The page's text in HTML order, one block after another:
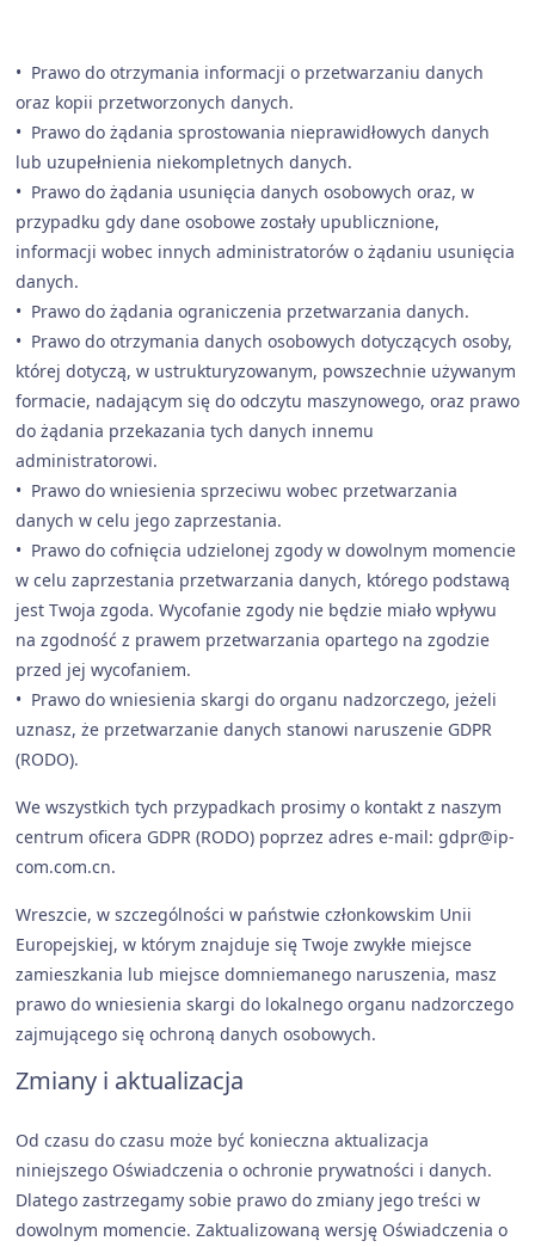
• Prawo do otrzymania informacji o przetwarzaniu danych
oraz kopii przetworzonych danych.
• Prawo do żądania sprostowania nieprawidłowych danych
lub uzupełnienia niekompletnych danych.
• Prawo do żądania usunięcia danych osobowych oraz, w
przypadku gdy dane osobowe zostały upublicznione,
informacji wobec innych administratorów o żądaniu usunięcia
danych.
• Prawo do żądania ograniczenia przetwarzania danych.
• Prawo do otrzymania danych osobowych dotyczących osoby,
której dotyczą, w ustrukturyzowanym, powszechnie używanym
formacie, nadającym się do odczytu maszynowego, oraz prawo
do żądania przekazania tych danych innemu
administratorowi.
• Prawo do wniesienia sprzeciwu wobec przetwarzania
danych w celu jego zaprzestania.
• Prawo do cofnięcia udzielonej zgody w dowolnym momencie
w celu zaprzestania przetwarzania danych, którego podstawą
jest Twoja zgoda. Wycofanie zgody nie będzie miało wpływu
na zgodność z prawem przetwarzania opartego na zgodzie
przed jej wycofaniem.
• Prawo do wniesienia skargi do organu nadzorczego, jeżeli
uznasz, że przetwarzanie danych stanowi naruszenie GDPR
(RODO).
We wszystkich tych przypadkach prosimy o kontakt z naszym
centrum oficera GDPR (RODO) poprzez adres e-mail: gdpr@ip-
com.com.cn.
Wreszcie, w szczególności w państwie członkowskim Unii
Europejskiej, w którym znajduje się Twoje zwykłe miejsce
zamieszkania lub miejsce domniemanego naruszenia, masz
prawo do wniesienia skargi do lokalnego organu nadzorczego
zajmującego się ochroną danych osobowych.
Zmiany i aktualizacja
Od czasu do czasu może być konieczna aktualizacja
niniejszego Oświadczenia o ochronie prywatności i danych.
Dlatego zastrzegamy sobie prawo do zmiany jego treści w
dowolnym momencie. Zaktualizowaną wersję Oświadczenia o